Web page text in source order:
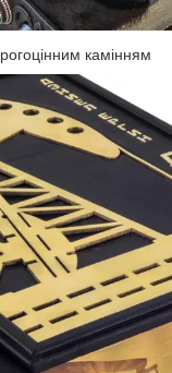
камінням